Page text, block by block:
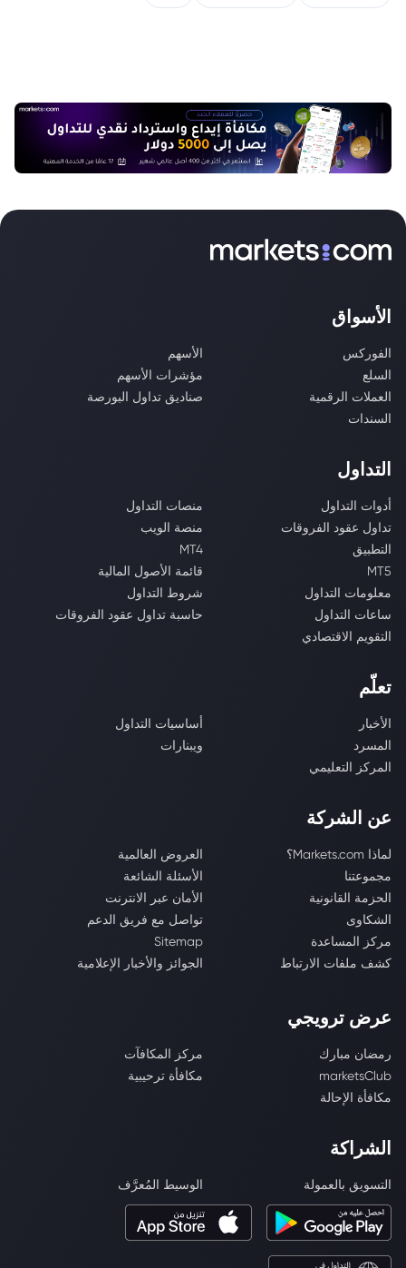
الأسواق
الفوركس
الأسهم
السلع
مؤشرات الأسهم
العملات الرقمية
صناديق تداول البورصة
السندات
التداول
أدوات التداول
منصات التداول
تداول عقود الفروقات
منصة الويب
التطبيق
MT4
MT5
قائمة الأصول المالية
معلومات التداول
شروط التداول
ساعات التداول
حاسبة تداول عقود الفروقات
التقويم الاقتصادي
تعلّم
الأخبار
أساسيات التداول
المسرد
ويبنارات
المركز التعليمي
عن الشركة
لماذا Markets.com؟
العروض العالمية
مجموعتنا
الأسئلة الشائعة
الحزمة القانونية
الأمان عبر الانترنت
الشكاوى
تواصل مع فريق الدعم
مركز المساعدة
Sitemap
كشف ملفات الارتباط
الجوائز والأخبار الإعلامية
عرض ترويجي
رمضان مبارك
مركز المكافآت
marketsClub
مكافأة ترحيبية
مكافأة الإحالة
الشراكة
التسويق بالعمولة الوسيط المُعرَّف